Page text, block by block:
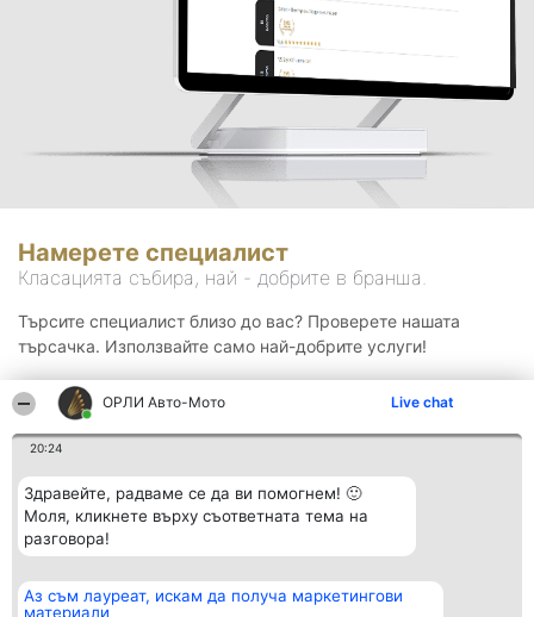
ОРЛИ Aвто-Mото Live chat
20:24
Здравейте, радваме се да ви помогнем! 🙂
Моля, кликнете върху съответната тема на
разговора!
Аз съм лауреат, искам да получа маркетингови
материали
Намерете специалист
Класацията събира, най - добрите в бранша.
Търсите специалист близо до вас? Проверете нашата
търсачка. Използвайте само най-добрите услуги!
Организатор на
класиране
Класация Контакти